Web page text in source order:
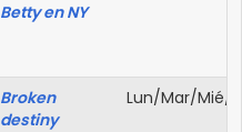
Betty en NY
Broken
destiny
Lun/Mar/Mié/